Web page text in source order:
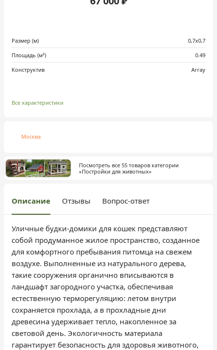
Размер (м)
0,7х0,7
Площадь (м²)
0.49
Конструктив
Array
Все характеристики
Москва
Посмотреть все 55 товаров категории
«Постройки для животных»
Описание Отзывы Вопрос-ответ
Уличные будки-домики для кошек представляют
собой продуманное жилое пространство, созданное
для комфортного пребывания питомца на свежем
воздухе. Выполненные из натурального дерева,
такие сооружения органично вписываются в
ландшафт загородного участка, обеспечивая
естественную терморегуляцию: летом внутри
сохраняется прохлада, а в прохладные дни
древесина удерживает тепло, накопленное за
световой день. Экологичность материала
гарантирует безопасность для здоровья животного,